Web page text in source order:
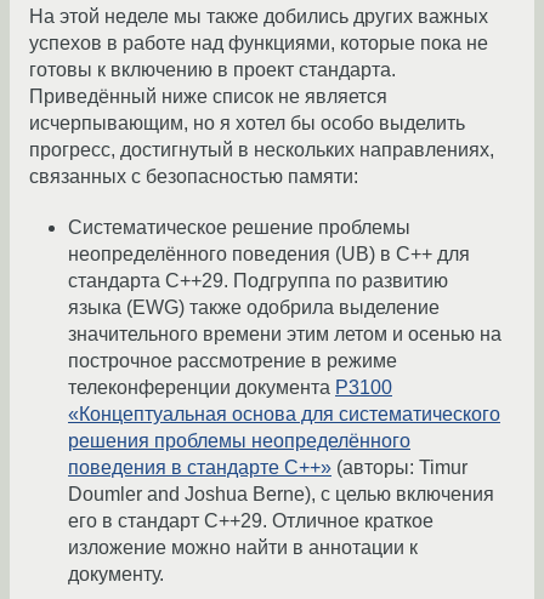
На этой неделе мы также добились других важных
успехов в работе над функциями, которые пока не
готовы к включению в проект стандарта.
Приведённый ниже список не является
исчерпывающим, но я хотел бы особо выделить
прогресс, достигнутый в нескольких направлениях,
связанных с безопасностью памяти:
Систематическое решение проблемы
неопределённого поведения (UB) в C++ для
стандарта C++29. Подгруппа по развитию
языка (EWG) также одобрила выделение
значительного времени этим летом и осенью на
построчное рассмотрение в режиме
телеконференции документа P3100
«Концептуальная основа для систематического
решения проблемы неопределённого
поведения в стандарте C++» (авторы: Timur
Doumler and Joshua Berne), с целью включения
его в стандарт C++29. Отличное краткое
изложение можно найти в аннотации к
документу.